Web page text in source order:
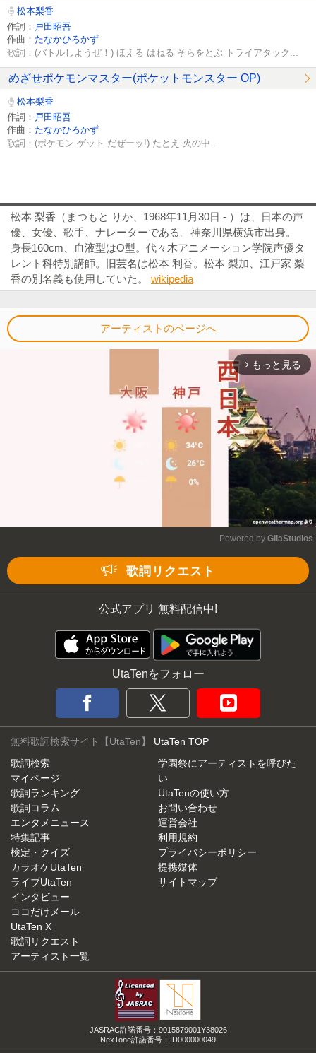
松本梨香
作詞： 戸田昭吾
作曲： たなかひろかず
歌詞：(バトルしようぜ！) ほえる はねる そらをとぶ トライアタック...
めざせポケモンマスター(ポケットモンスター OP)
松本梨香
作詞： 戸田昭吾
作曲： たなかひろかず
歌詞：(ポケモン ゲット だぜーッ!) たとえ 火の中...
松本 梨香（まつもと りか、1968年11月30日 - ）は、日本の声
優、女優、歌手、ナレーターである。神奈川県横浜市出身。
身長160cm、血液型はO型。代々木アニメーション学院声優タ
レント科特別講師。旧芸名は松本 利香。松本 梨加、江戸家 梨
香の別名義も使用していた。 wikipedia
アーティストのページへ
arrow_forward_ios もっと見る
Powered by GliaStudios
歌詞リクエスト
公式アプリ 無料配信中!
UtaTenをフォロー
無料歌詞検索サイト【UtaTen】 UtaTen TOP
歌詞検索
マイページ
歌詞ランキング
歌詞コラム
エンタメニュース
特集記事
検定・クイズ
カラオケUtaTen
ライブUtaTen
インタビュー
ココだけメール
UtaTen X
歌詞リクエスト
アーティスト一覧
学園祭にアーティストを呼びた
い
UtaTenの使い方
お問い合わせ
運営会社
利用規約
プライバシーポリシー
提携媒体
サイトマップ
JASRAC許諾番号：9015879001Y38026
NexTone許諾番号：ID000000049